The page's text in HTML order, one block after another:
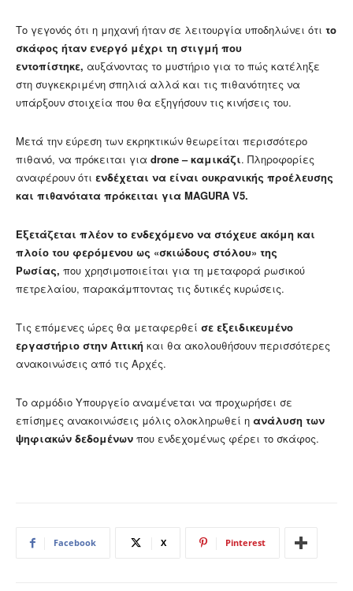
Το γεγονός ότι η μηχανή ήταν σε λειτουργία υποδηλώνει ότι το
σκάφος ήταν ενεργό μέχρι τη στιγμή που
εντοπίστηκε, αυξάνοντας το μυστήριο για το πώς κατέληξε
στη συγκεκριμένη σπηλιά αλλά και τις πιθανότητες να
υπάρξουν στοιχεία που θα εξηγήσουν τις κινήσεις του.
Μετά την εύρεση των εκρηκτικών θεωρείται περισσότερο
πιθανό, να πρόκειται για drone – καμικάζι. Πληροφορίες
αναφέρουν ότι ενδέχεται να είναι ουκρανικής προέλευσης
και πιθανότατα πρόκειται για MAGURA V5.
Εξετάζεται πλέον το ενδεχόμενο να στόχευε ακόμη και
πλοίο του φερόμενου ως «σκιώδους στόλου» της
Ρωσίας, που χρησιμοποιείται για τη μεταφορά ρωσικού
πετρελαίου, παρακάμπτοντας τις δυτικές κυρώσεις.
Τις επόμενες ώρες θα μεταφερθεί σε εξειδικευμένο
εργαστήριο στην Αττική και θα ακολουθήσουν περισσότερες
ανακοινώσεις από τις Αρχές.
Το αρμόδιο Υπουργείο αναμένεται να προχωρήσει σε
επίσημες ανακοινώσεις μόλις ολοκληρωθεί η ανάλυση των
ψηφιακών δεδομένων που ενδεχομένως φέρει το σκάφος.
Facebook X Pinterest